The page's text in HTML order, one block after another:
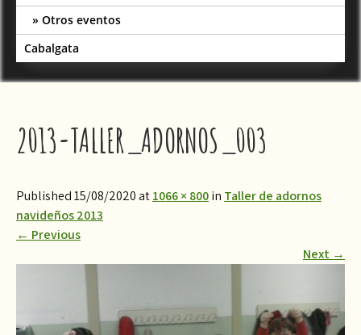
Otros eventos
Cabalgata
2013-TALLER_ADORNOS_003
Published 15/08/2020 at1066 × 800in Taller de adornos
navideños 2013
← Previous
Next →